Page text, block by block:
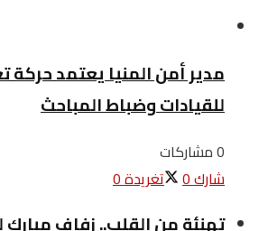
مدير أمن المنيا يعتمد
للقيادات وضباط المباحث
0 مشاركات
شارك0 تغريدة0
تهنئة من القلب.. زفاف